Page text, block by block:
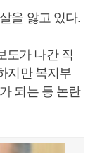
을 앓고 있다.
도가 나간 직
지만 복지부
되는 등 논란